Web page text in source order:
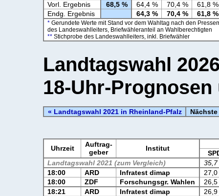
* Gerundete Werte mit Stand vor dem Wahltag nach den
des Landeswahlleiters, Briefwähleranteil an Wahlberechtigten
** Stichprobe des Landeswahlleiters, inkl. Briefwähler
Vorl. Ergebnis
68,5 % 64,4 % 70,4 %
61,8 %
Endg. Ergebnis
64,3 % 70,4 % 61,8 %
Landtagswahl
18-Uhr-
« Landtagswahl 2021 in Rheinland-Pfalz
Uhrzeit
Auftrag-
geber
Institut
Landtagswahl 2021 (zum Vergleich)
35,7
18:00
ARD Infratest dimap
27,0
18:00
ZDF Forschungsgr. Wahlen
26,5
18:21
ARD Infratest dimap
26,9